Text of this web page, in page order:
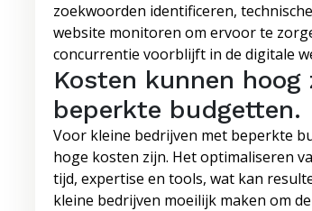
zoekwoorden identificeren,
website monitoren om ervoor te
concurrentie voorblijft in de digitale
Kosten kunnen
beperkte budgetten.
Voor kleine bedrijven met beperkte
hoge kosten zijn. Het optimaliseren
tijd, expertise en tools, wat kan
kleine bedrijven moeilijk maken om